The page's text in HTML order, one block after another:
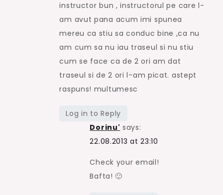
instructor bun , instructorul pe care l-
am avut pana acum imi spunea
mereu ca stiu sa conduc bine ,ca nu
am cum sa nu iau traseul si nu stiu
cum se face ca de 2 ori am dat
traseul si de 2 ori l-am picat. astept
raspuns! multumesc
Log in to Reply
Dorinu' says:
22.08.2013 at 23:10
Check your email!
Bafta! 🙂